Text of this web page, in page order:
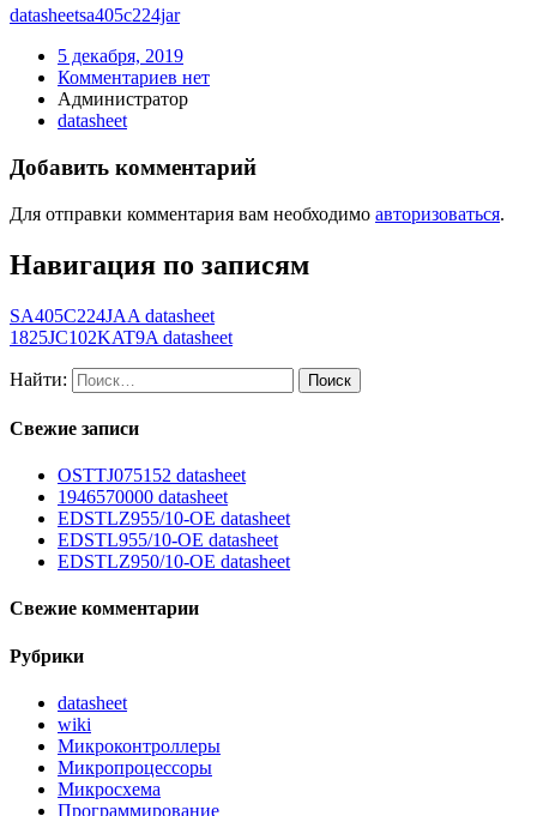
datasheetsa405c224jar
5 декабря, 2019
Комментариев нет
Администратор
datasheet
Добавить комментарий
Для отправки комментария вам необходимо авторизоваться.
Навигация по записям
SA405C224JAA datasheet
1825JC102KAT9A datasheet
Найти:
Свежие записи
OSTTJ075152 datasheet
1946570000 datasheet
EDSTLZ955/10-OE datasheet
EDSTL955/10-OE datasheet
EDSTLZ950/10-OE datasheet
Свежие комментарии
Рубрики
datasheet
wiki
Микроконтроллеры
Микропроцессоры
Микросхема
Программирование